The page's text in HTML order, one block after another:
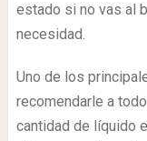
estado si no vas al
necesidad.
Uno de los
recomendarle a
cantidad de líquido